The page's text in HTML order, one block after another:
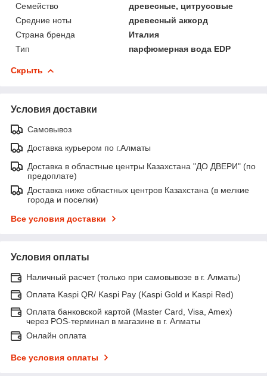
Семейство
древесные, цитрусовые
Средние ноты
древесный аккорд
Страна бренда
Италия
Тип
парфюмерная вода EDP
Скрыть
Условия доставки
Самовывоз
Доставка курьером по г.Алматы
Доставка в областные центры Казахстана "ДО ДВЕРИ" (по
предоплате)
Доставка ниже областных центров Казахстана (в мелкие
города и поселки)
Все условия доставки
Условия оплаты
Наличный расчет (только при самовывозе в г. Алматы)
Оплата Kaspi QR/ Kaspi Pay (Kaspi Gold и Kaspi Red)
Оплата банковской картой (Master Card, Visa, Amex)
через POS-терминал в магазине в г. Алматы
Онлайн оплата
Все условия оплаты